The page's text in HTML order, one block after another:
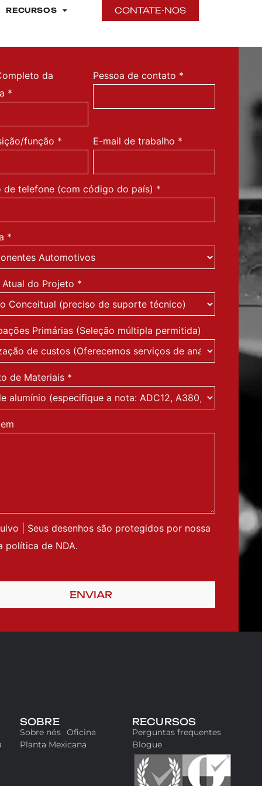
RECURSOS CONTATE-NOS
da
*
Pessoa de contato *
função * E-mail de trabalho *
de telefone (com código do país) *
*
do Projeto *
Primárias (Seleção múltipla permitida)
de Materiais *
| Seus desenhos são protegidos por nossa
política de NDA.
ENVIAR
SOBRE
Sobre nós Oficina
Planta Mexicana
RECURSOS
Perguntas frequentes
Blogue